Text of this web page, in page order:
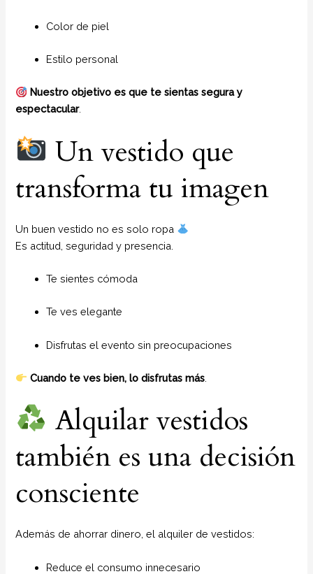
Color de piel
Estilo personal
Nuestro objetivo es que te sientas segura y
espectacular.
Un vestido que
transforma tu imagen
Un buen vestido no es solo ropa
Es actitud, seguridad y presencia.
Te sientes cómoda
Te ves elegante
Disfrutas el evento sin preocupaciones
Cuando te ves bien, lo disfrutas más
Alquilar vestidos
también es una decisión
consciente
Además de ahorrar dinero, el alquiler de vestidos:
Reduce el consumo innecesario